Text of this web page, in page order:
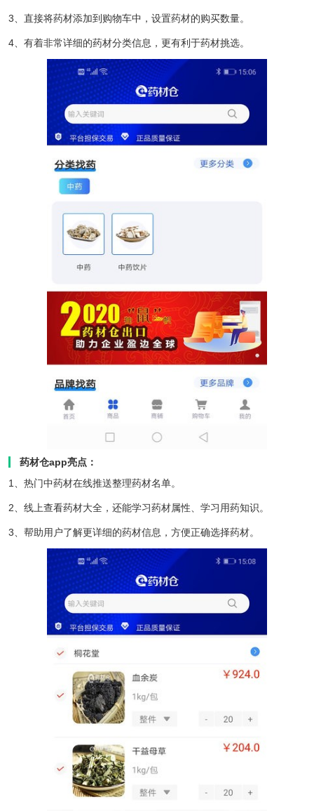
3、直接将药材添加到购物车中，设置药材的购买数量。
4、有着非常详细的药材分类信息，更有利于药材挑选。
药材仓app亮点：
1、热门中药材在线推送整理药材名单。
2、线上查看药材大全，还能学习药材属性、学习用药知识。
3、帮助用户了解更详细的药材信息，方便正确选择药材。